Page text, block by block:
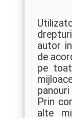
autor
de
pe
Prin
alte